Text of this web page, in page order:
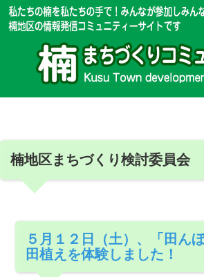
楠地区まちづくり検討委員会
５月１２日（土）、「田ん
田植えを体験しました！